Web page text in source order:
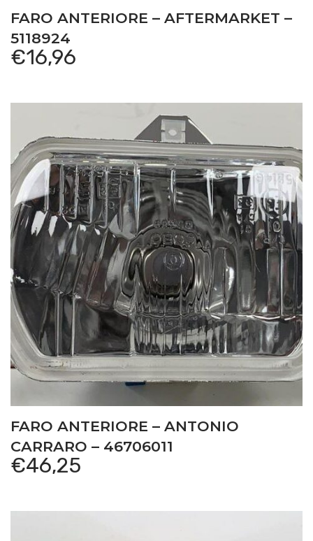
FARO ANTERIORE – AFTERMARKET –
5118924
€16,96
FARO ANTERIORE – ANTONIO
CARRARO – 46706011
€46,25